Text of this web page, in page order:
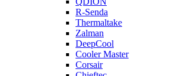
R-Senda
Thermaltake
Zalman
DeepCool
Cooler Master
Corsair